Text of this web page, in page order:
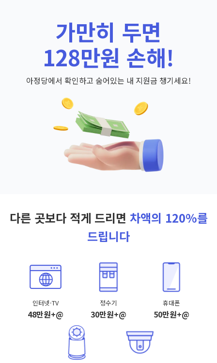
가만히 두면
128만원 손해!
아정당에서 확인하고 숨어있는 내 지원금 챙기세요!
다른 곳보다 적게 드리면 차액의 120%를
드립니다
인터넷·TV
48만원+@
정수기
30만원+@
휴대폰
50만원+@